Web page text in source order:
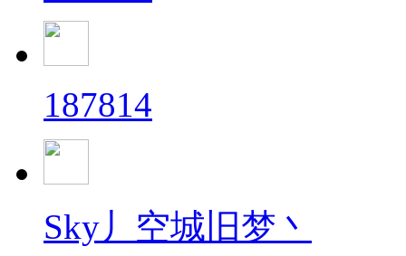
187814
Sky丿空城旧梦丶